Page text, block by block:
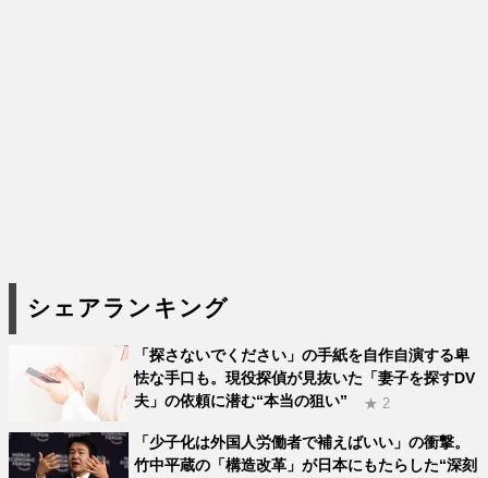
シェアランキング
「探さないでください」の手紙を自作自演する卑
怯な手口も。現役探偵が見抜いた「妻子を探すDV
夫」の依頼に潜む“本当の狙い”
★ 2
「少子化は外国人労働者で補えばいい」の衝撃。
竹中平蔵の「構造改革」が日本にもたらした“深刻